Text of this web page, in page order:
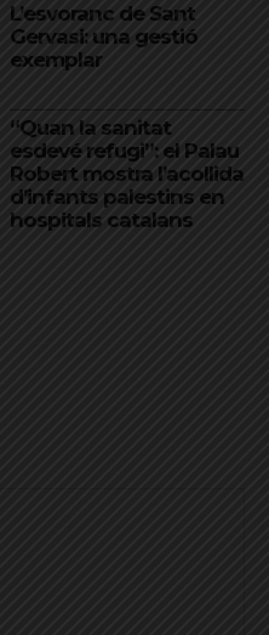
L’esvoranc de Sant
Gervasi: una gestió
exemplar
“Quan la sanitat
esdevé refugi”: el Palau
Robert mostra l’acollida
d’infants palestins en
hospitals catalans